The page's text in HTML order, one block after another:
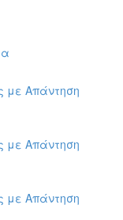
με Απάντηση
με Απάντηση
με Απάντηση